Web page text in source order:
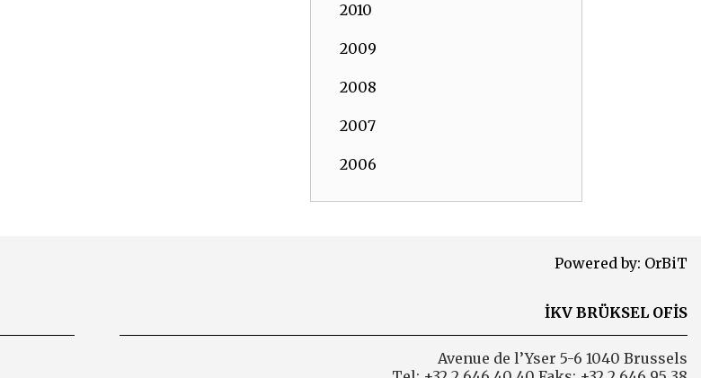
2010
2009
2008
2007
2006
Powered by: OrBiT
İKV BRÜKSEL OFİS
Avenue de l’Yser 5-6 1040 Brussels